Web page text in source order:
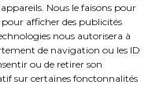
Nous le faisons pour
afficher des publicités
nous autorisera à
de navigation ou les ID
ou de retirer son
sur certaines fonctonnalités